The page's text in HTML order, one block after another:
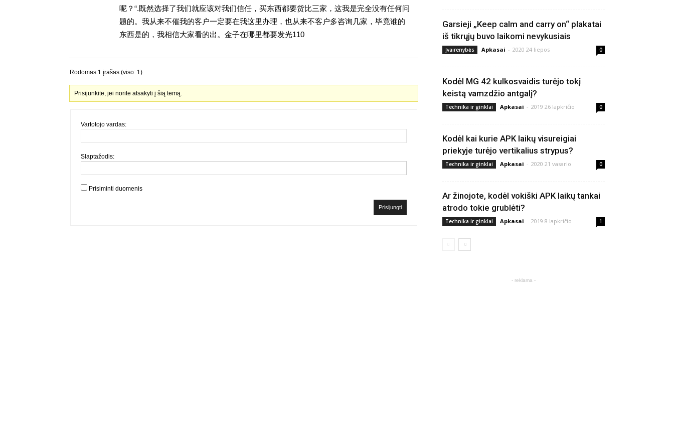
呢？“.既然选择了我们就应该对我们信任，买东西都要货比三家，这我是完全没有任何问
题的。我从来不催我的客户一定要在我这里办理，也从来不客户多咨询几家，毕竟谁的
东西是的，我相信大家看的出。金子在哪里都要发光110
Rodomas 1 įrašas (viso: 1)
Prisijunkite, jei norite atsakyti į šią temą.
Vartotojo vardas:
Slaptažodis:
Prisiminti duomenis
Prisijungti
Garsieji „Keep calm and carry on“ plakatai
iš tikrųjų buvo laikomi nevykusiais
Įvairenybės Apkasai - 2020 24 liepos 0
Kodėl MG 42 kulkosvaidis turėjo tokį
keistą vamzdžio antgalį?
Technika ir ginklai Apkasai - 2019 26 lapkričio 0
Kodėl kai kurie APK laikų visureigiai
priekyje turėjo vertikalius strypus?
Technika ir ginklai Apkasai - 2020 21 vasario 0
Ar žinojote, kodėl vokiški APK laikų tankai
atrodo tokie grublėti?
Technika ir ginklai Apkasai - 2019 8 lapkričio 1
- reklama -